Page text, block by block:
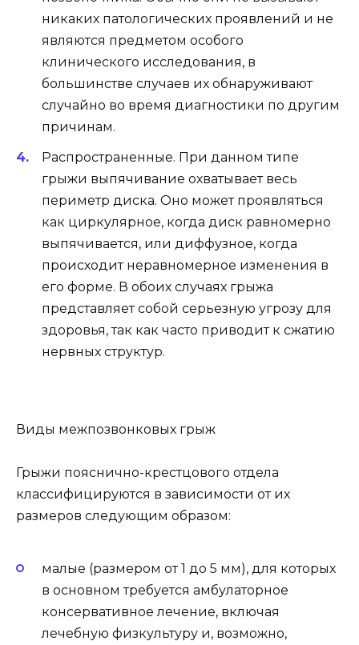
никаких патологических проявлений и не
являются предметом особого
клинического исследования, в
большинстве случаев их обнаруживают
случайно во время диагностики по другим
причинам.
Распространенные. При данном типе
грыжи выпячивание охватывает весь
периметр диска. Оно может проявляться
как циркулярное, когда диск равномерно
выпячивается, или диффузное, когда
происходит неравномерное изменения в
его форме. В обоих случаях грыжа
представляет собой серьезную угрозу для
здоровья, так как часто приводит к сжатию
нервных структур.
Виды межпозвонковых грыж
Грыжи пояснично-крестцового отдела
классифицируются в зависимости от их
размеров следующим образом:
малые (размером от 1 до 5 мм), для которых
в основном требуется амбулаторное
консервативное лечение, включая
лечебную физкультуру и, возможно,